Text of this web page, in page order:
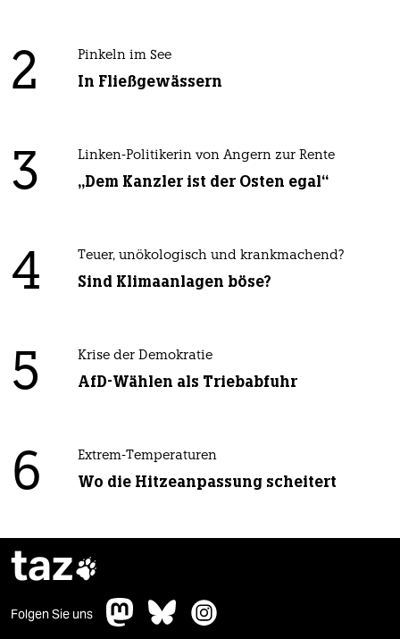
2 Pinkeln im See
In Fließgewässern
3 Linken-Politikerin von Angern zur Rente
„Dem Kanzler ist der Osten egal“
4 Teuer, unökologisch und krankmachend?
Sind Klimaanlagen böse?
5 Krise der Demokratie
AfD-Wählen als Triebabfuhr
6 Extrem-Temperaturen
Wo die Hitzeanpassung scheitert
taz
Folgen Sie uns